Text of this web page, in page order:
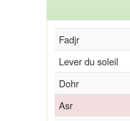
Fadjr
Lever du soleil
Dohr
Asr